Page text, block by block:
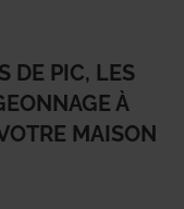
DE PIC, LES
À
MAISON